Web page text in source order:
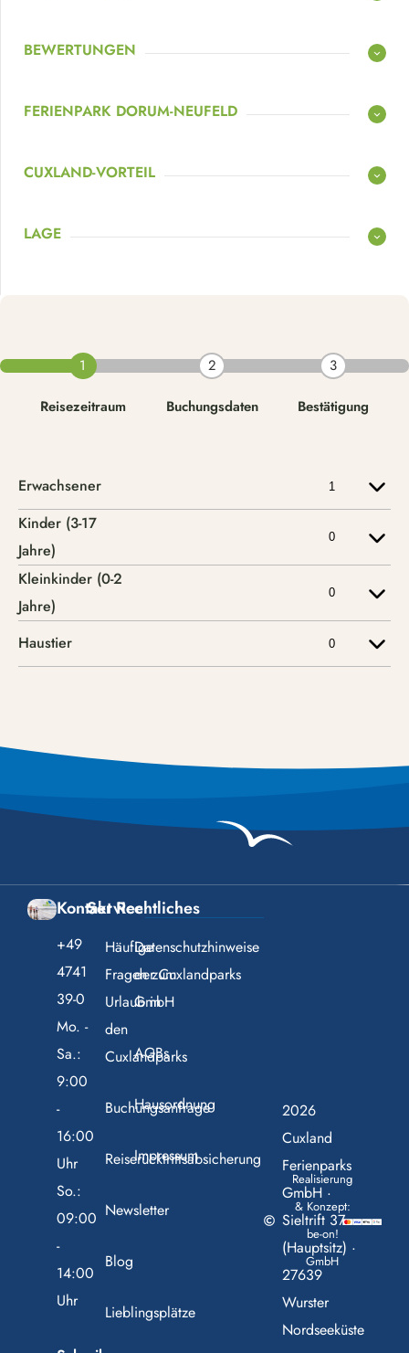
BEWERTUNGEN
FERIENPARK DORUM-NEUFELD
CUXLAND-VORTEIL
LAGE
Kontakt
+49
4741
39-0
Mo. -
Sa.:
9:00
-
16:00
Uhr
So.:
09:00
-
14:00
Uhr
Service
Häufige
Fragen zum
Urlaub in
den
Cuxlandparks
Buchungsanfrage
Reiserücktrittsabsicherung
Newsletter
Blog
Lieblingsplätze
Rechtliches
Datenschutzhinweise
der Cuxlandparks
GmbH
AGBs
Hausordnung
Impressum
2026
Cuxland
Ferienparks
GmbH ·
Sieltrift 37
(Hauptsitz) ·
27639
Wurster
Nordseeküste
Realisierung
& Konzept:
be-on!
GmbH